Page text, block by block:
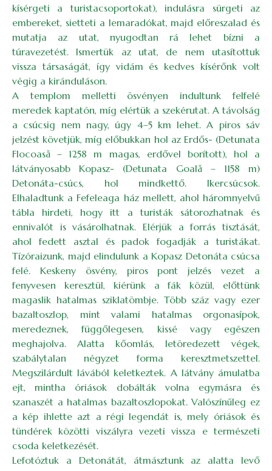
kísérgeti a turistacsoportokat), indulásra sürgeti az
embereket, sietteti a lemaradókat, majd előreszalad és
mutatja az utat, nyugodtan rá lehet bízni a
túravezetést. Ismertük az utat, de nem utasítottuk
vissza társaságát, így vidám és kedves kísérőnk volt
végig a kiránduláson.
A templom melletti ösvényen indultunk felfelé
meredek kaptatón, míg elértük a szekérutat. A távolság
a csúcsig nem nagy, úgy 4–5 km lehet. A piros sáv
jelzést követjük, míg előbukkan hol az Erdős- (Detunata
Flocoasă – 1258 m magas, erdővel borított), hol a
látványosabb Kopasz- (Detunata Goală – 1158 m)
Detonáta-csúcs, hol mindkettő. Ikercsúcsok.
Elhaladtunk a Fefeleaga ház mellett, ahol háromnyelvű
tábla hirdeti, hogy itt a turisták sátorozhatnak és
ennivalót is vásárolhatnak. Elérjük a forrás tisztását,
ahol fedett asztal és padok fogadják a turistákat.
Tízóraizunk, majd elindulunk a Kopasz Detonáta csúcsa
felé. Keskeny ösvény, piros pont jelzés vezet a
fenyvesen keresztül, kiérünk a fák közül, előttünk
magaslik hatalmas sziklatömbje. Több száz vagy ezer
bazaltoszlop, mint valami hatalmas orgonasípok,
meredeznek, függőlegesen, kissé vagy egészen
meghajolva. Alatta kőomlás, letöredezett végek,
szabálytalan négyzet forma keresztmetszettel.
Megszilárdult lávából keletkeztek. A látvány ámulatba
ejt, mintha óriások dobálták volna egymásra és
szanaszét a hatalmas bazaltoszlopokat. Valószínűleg ez
a kép ihlette azt a régi legendát is, mely óriások és
tündérek közötti viszályra vezeti vissza e természeti
csoda keletkezését.
Lefotóztuk a Detonátát, átmásztunk az alatta levő